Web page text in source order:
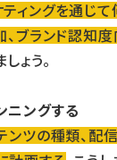
ィングを通じ
、ブランド認知
ょう。
ニングする
ンツの種類、配